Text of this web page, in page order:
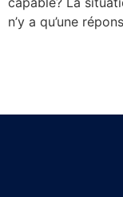
n’y a qu’une